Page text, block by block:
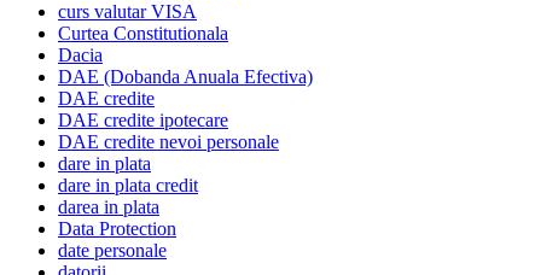
curs valutar VISA
Curtea Constitutionala
Dacia
DAE (Dobanda Anuala Efectiva)
DAE credite
DAE credite ipotecare
DAE credite nevoi personale
dare in plata
dare in plata credit
darea in plata
Data Protection
date personale